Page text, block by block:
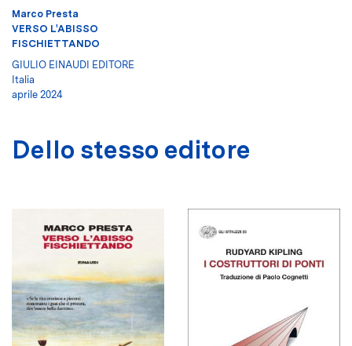
Marco Presta
VERSO L'ABISSO
FISCHIETTANDO
GIULIO EINAUDI EDITORE
Italia
aprile 2024
Dello stesso editore